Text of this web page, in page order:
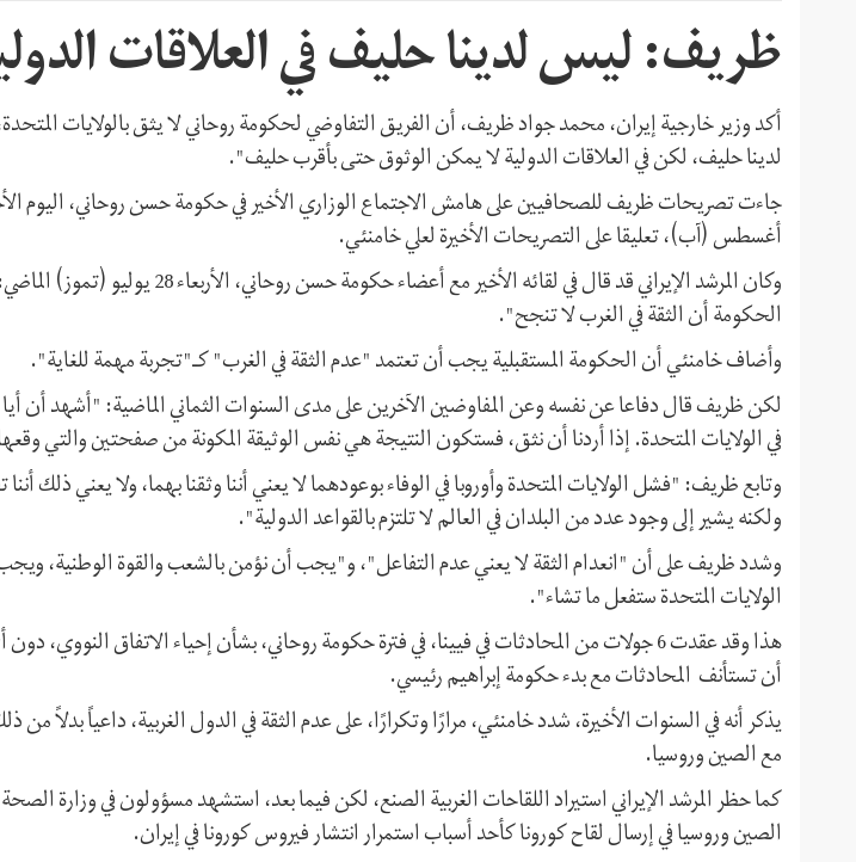
ظريف: ليس لدينا حليف في العلاقات
أكد وزير خارجية إيران، محمد جواد ظريف، أن الفريق التفاوضي لحكومة روحاني لا يثق بالولايات
لدينا حليف، لكن في العلاقات الدولية لا يمكن الوثوق حتى بأقرب حليف".
جاءت تصريحات ظريف للصحافيين على هامش الاجتماع الوزاري الأخير في حكومة حسن روحاني، اليوم
أغسطس (آب)، تعليقا على التصريحات الأخيرة لعلي خامنئي.
وكان المرشد الإيراني قد قال في لقائه الأخير مع أعضاء حكومة
الحكومة أن الثقة في الغرب لا تنجح".
وأضاف خامنئي أن الحكومة المستقبلية يجب أن تعتمد "عدم الثقة في الغرب" كـ"تجربة مهمة للغاية".
لكن ظريف قال دفاعا عن نفسه وعن المفاوضين الآخرين على مدى السنوات الثماني الماضية: "أشهد أن
في الولايات المتحدة. إذا أردنا أن نثق، فستكون النتيجة هي نفس الوثيقة المكونة من صفحتين والتي
وتابع ظريف: "فشل الولايات المتحدة وأوروبا في الوفاء بوعودهما لا يعني أننا وثقنا بهما، ولا يعني ذلك
ولكنه يشير إلى وجود عدد من البلدان في العالم لا تلتزم بالقواعد الدولية".
وشدد ظريف على أن "انعدام الثقة لا يعني عدم التفاعل"، و"يجب أن نؤمن بالشعب والقوة الوطنية،
الولايات المتحدة ستفعل ما تشاء".
هذا وقد عقدت 6 جولات من المحادثات في فيينا، في فترة حكومة روحاني، بشأن إحياء الاتفاق النووي،
أن تستأنف المحادثات مع بدء حكومة إبراهيم رئيسي.
يذكر أنه في السنوات الأخيرة، شدد خامنئي، مرارًا وتكرارًا، على عدم الثقة في الدول الغربية، داعياً بدلاً
مع الصين وروسيا.
كما حظر المرشد الإيراني استيراد اللقاحات الغربية الصنع، لكن فيما بعد، استشهد مسؤولون في وزارة
الصين وروسيا في إرسال لقاح كورونا كأحد أسباب استمرار انتشار فيروس كورونا في إيران.